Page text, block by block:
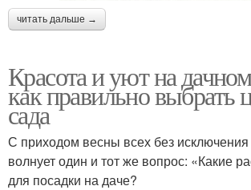
читать дальше →
Красота и уют на
как правильно выбрать
сада
С приходом весны всех без исключения
волнует один и тот же вопрос: «Какие
для посадки на даче?